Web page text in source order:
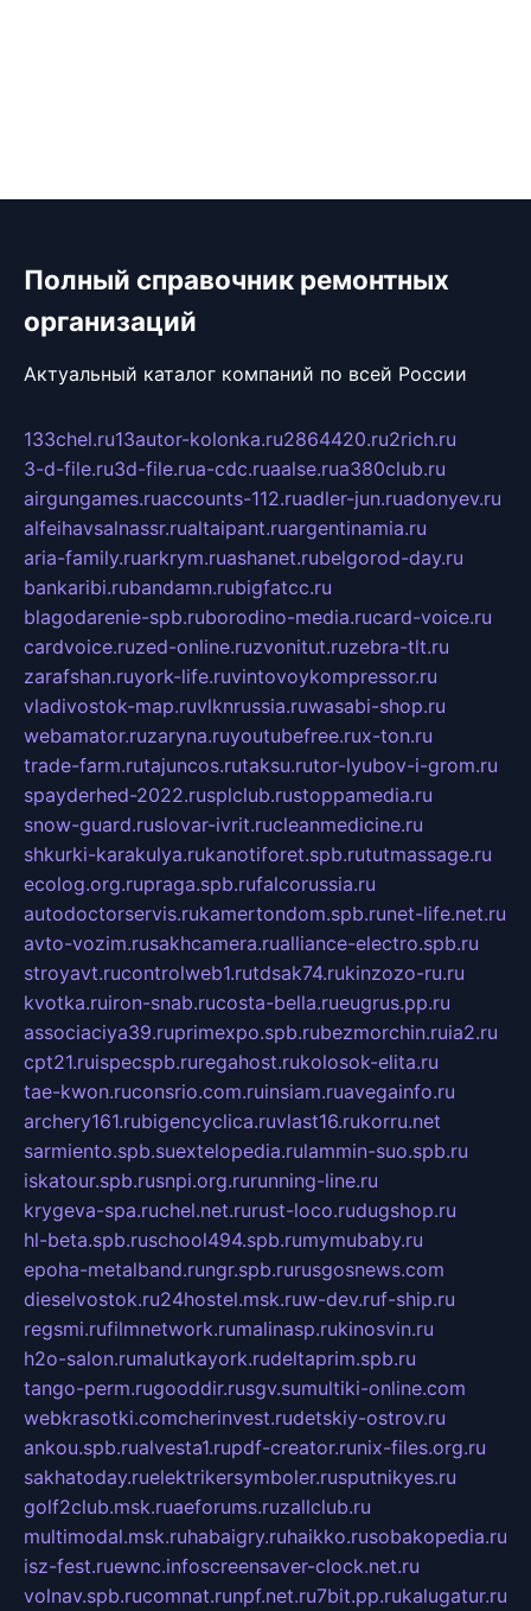
Полный справочник ремонтных
организаций
Актуальный каталог компаний по всей России
133chel.ru13autor-kolonka.ru2864420.ru2rich.ru
3-d-file.ru3d-file.rua-cdc.ruaalse.rua380club.ru
airgungames.ruaccounts-112.ruadler-jun.ruadonyev.ru
alfeihavsalnassr.rualtaipant.ruargentinamia.ru
aria-family.ruarkrym.ruashanet.rubelgorod-day.ru
bankaribi.rubandamn.rubigfatcc.ru
blagodarenie-spb.ruborodino-media.rucard-voice.ru
cardvoice.ruzed-online.ruzvonitut.ruzebra-tlt.ru
zarafshan.ruyork-life.ruvintovoykompressor.ru
vladivostok-map.ruvlknrussia.ruwasabi-shop.ru
webamator.ruzaryna.ruyoutubefree.rux-ton.ru
trade-farm.rutajuncos.rutaksu.rutor-lyubov-i-grom.ru
spayderhed-2022.rusplclub.rustoppamedia.ru
snow-guard.ruslovar-ivrit.rucleanmedicine.ru
shkurki-karakulya.rukanotiforet.spb.rututmassage.ru
ecolog.org.rupraga.spb.rufalcorussia.ru
autodoctorservis.rukamertondom.spb.runet-life.net.ru
avto-vozim.rusakhcamera.rualliance-electro.spb.ru
stroyavt.rucontrolweb1.rutdsak74.rukinzozo-ru.ru
kvotka.ruiron-snab.rucosta-bella.rueugrus.pp.ru
associaciya39.ruprimexpo.spb.rubezmorchin.ruia2.ru
cpt21.ruispecspb.ruregahost.rukolosok-elita.ru
tae-kwon.ruconsrio.com.ruinsiam.ruavegainfo.ru
archery161.rubigencyclica.ruvlast16.rukorru.net
sarmiento.spb.suextelopedia.rulammin-suo.spb.ru
iskatour.spb.rusnpi.org.rurunning-line.ru
krygeva-spa.ruchel.net.rurust-loco.rudugshop.ru
hl-beta.spb.ruschool494.spb.rumymubaby.ru
epoha-metalband.rungr.spb.rurusgosnews.com
dieselvostok.ru24hostel.msk.ruw-dev.ruf-ship.ru
regsmi.rufilmnetwork.rumalinasp.rukinosvin.ru
h2o-salon.rumalutkayork.rudeltaprim.spb.ru
tango-perm.rugooddir.rusgv.sumultiki-online.com
webkrasotki.comcherinvest.rudetskiy-ostrov.ru
ankou.spb.rualvesta1.rupdf-creator.runix-files.org.ru
sakhatoday.ruelektrikersymboler.rusputnikyes.ru
golf2club.msk.ruaeforums.ruzallclub.ru
multimodal.msk.ruhabaigry.ruhaikko.rusobakopedia.ru
isz-fest.ruewnc.infoscreensaver-clock.net.ru
volnav.spb.rucomnat.runpf.net.ru7bit.pp.rukalugatur.ru